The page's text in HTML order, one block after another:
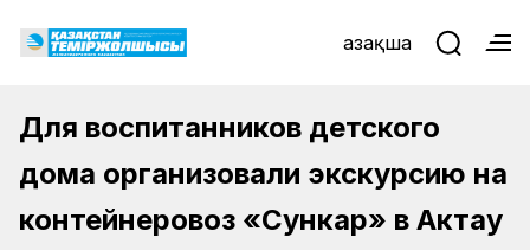
Қазақша
Для воспитанников детского
дома организовали экскурсию на
контейнеровоз «Сункар» в Актау